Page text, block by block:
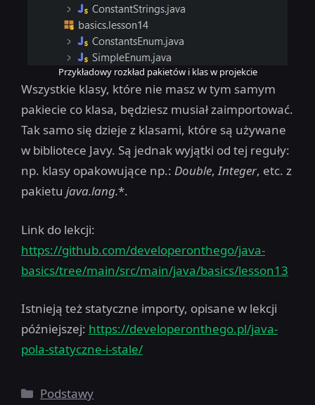
Przykładowy rozkład pakietów i klas w projekcie
Wszystkie klasy, które nie masz w tym samym
pakiecie co klasa, będziesz musiał zaimportować.
Tak samo się dzieje z klasami, które są używane
w bibliotece Javy. Są jednak wyjątki od tej reguły:
np. klasy opakowujące np.: Double,Integer, etc. z
pakietu java.lang.*.
Link do lekcji:
https://github.com/developeronthego/java-
basics/tree/main/src/main/java/basics/lesson13
Istnieją też statyczne importy, opisane w lekcji
późniejszej: https://developeronthego.pl/java-
pola-statyczne-i-stale/
Kategorie
Podstawy